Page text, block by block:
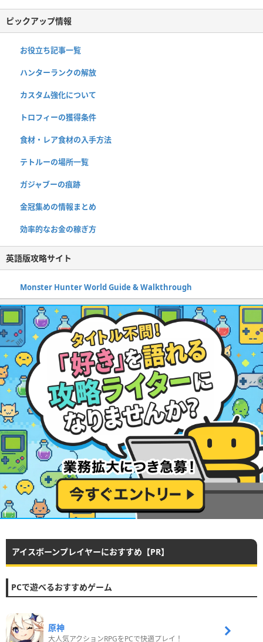
ピックアップ情報
お役立ち記事一覧
ハンターランクの解放
カスタム強化について
トロフィーの獲得条件
食材・レア食材の入手方法
テトルーの場所一覧
ガジャブーの痕跡
金冠集めの情報まとめ
効率的なお金の稼ぎ方
英語版攻略サイト
Monster Hunter World Guide & Walkthrough
アイスボーンプレイヤーにおすすめ【PR】
PCで遊べるおすすめゲーム
原神
大人気アクションRPGをPCで快適プレイ！